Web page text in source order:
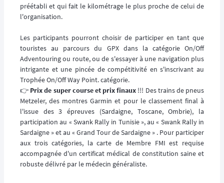
préétabli et qui fait le kilométrage le plus proche de celui de
l'organisation.
Les participants pourront choisir de participer en tant que
touristes au parcours du GPX dans la catégorie On/Off
Adventouring ou route, ou de s'essayer à une navigation plus
intrigante et une pincée de compétitivité en s'inscrivant au
Trophée On/Off Way Point. catégorie.
👉️ Prix ​​​​de super course et prix finaux !!! Des trains de pneus
Metzeler, des montres Garmin et pour le classement final à
l'issue des 3 épreuves (Sardaigne, Toscane, Ombrie), la
participation au « Swank Rally in Tunisie », au « Swank Rally in
Sardaigne » et au « Grand Tour de Sardaigne » . Pour participer
aux trois catégories, la carte de Membre FMI est requise
accompagnée d'un certificat médical de constitution saine et
robuste délivré par le médecin généraliste.